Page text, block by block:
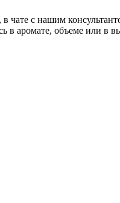
чате с нашим
в аромате, объеме или в